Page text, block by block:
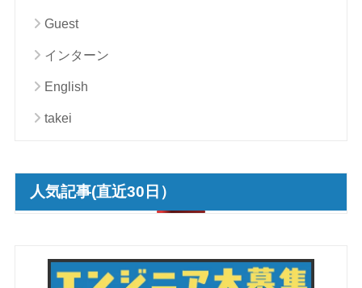
Guest
インターン
English
takei
人気記事(直近30日）